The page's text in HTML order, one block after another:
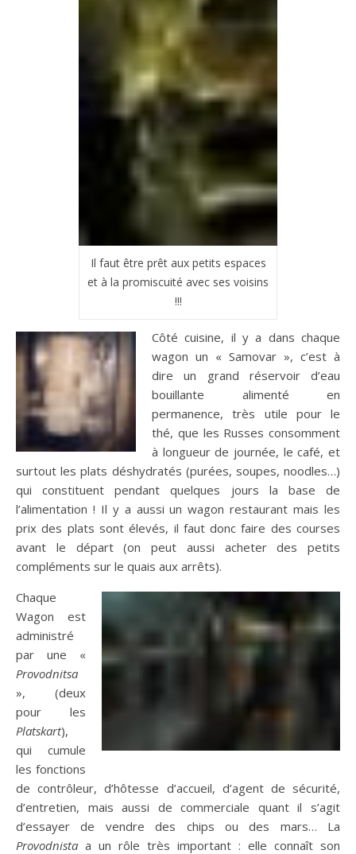
Il faut être prêt aux petits espaces
et à la promiscuité avec ses voisins
!!!
Côté cuisine, il y a dans chaque
wagon un « Samovar », c’est à
dire un grand réservoir d’eau
bouillante alimenté en
permanence, très utile pour le
thé, que les Russes consomment
à longueur de journée, le café, et
surtout les plats déshydratés (purées, soupes, noodles…)
qui constituent pendant quelques jours la base de
l’alimentation ! Il y a aussi un wagon restaurant mais les
prix des plats sont élevés, il faut donc faire des courses
avant le départ (on peut aussi acheter des petits
compléments sur le quais aux arrêts).
Chaque
Wagon est
administré
par une «
Provodnitsa
», (deux
pour les
Platskart),
qui cumule
les fonctions
de contrôleur, d’hôtesse d’accueil, d’agent de sécurité,
d’entretien, mais aussi de commerciale quant il s’agit
d’essayer de vendre des chips ou des mars… La
Provodnista a un rôle très important : elle connaît son